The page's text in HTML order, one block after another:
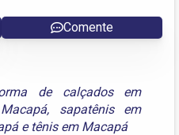
Comente
de calçados em
, sapatênis em
e tênis em Macapá